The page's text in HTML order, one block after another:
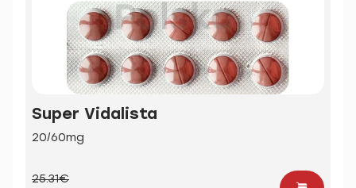
Super Vidalista
20/60mg
25.31€